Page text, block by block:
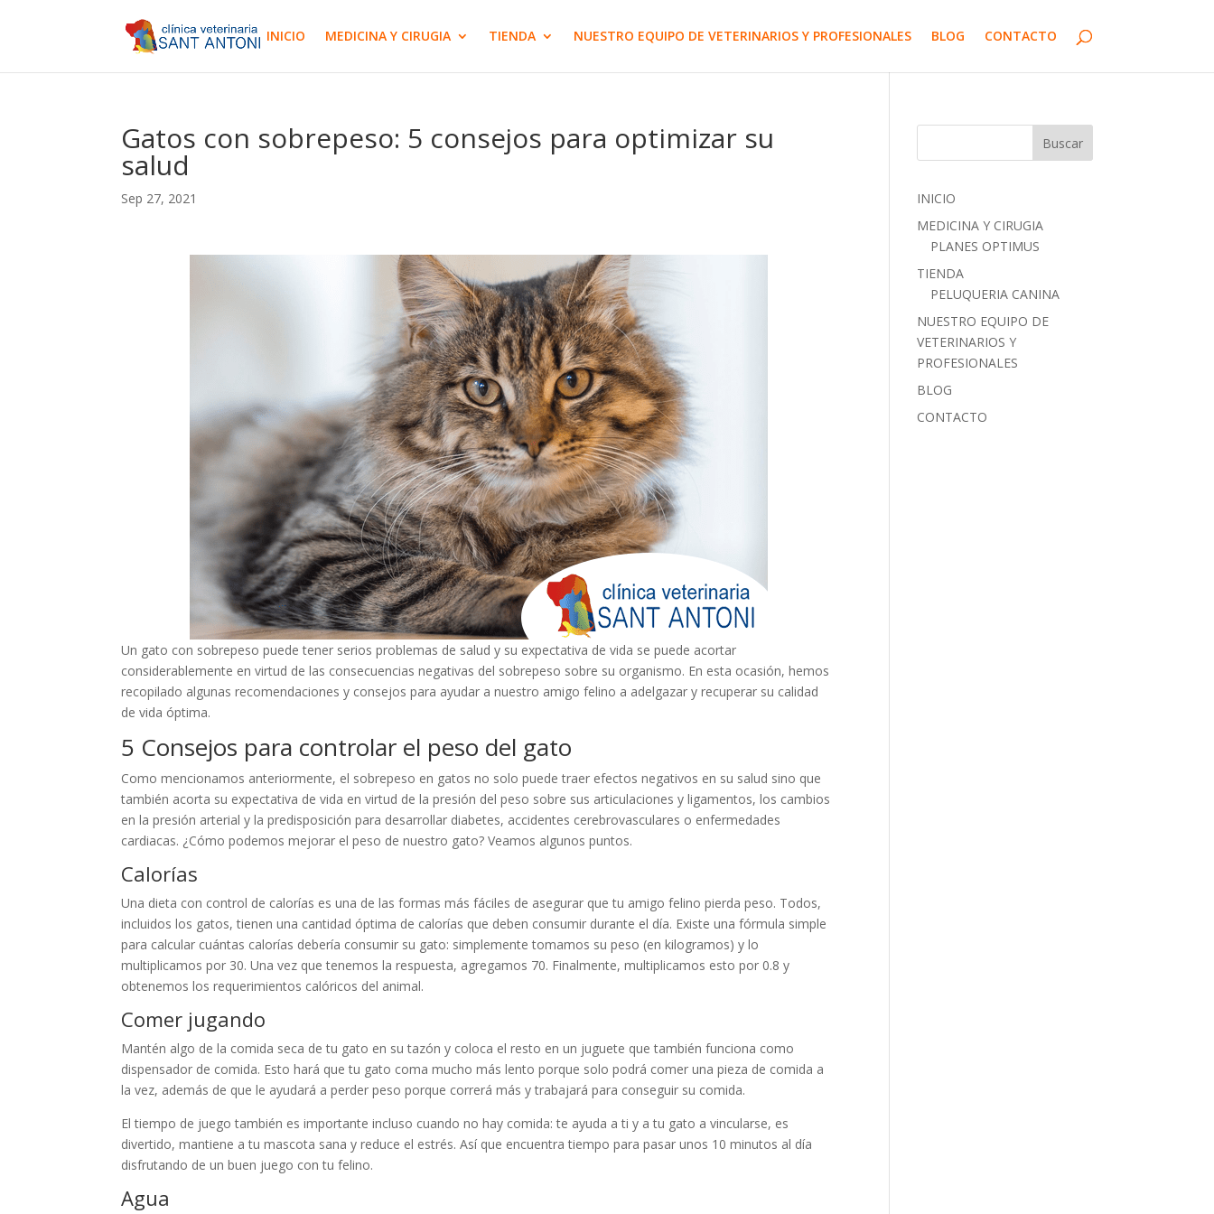
INICIO MEDICINA Y CIRUGIA TIENDA NUESTRO EQUIPO DE VETERINARIOS Y PROFESIONALES BLOG CONTACTO
Gatos con sobrepeso: 5 consejos para optimizar su
salud
Sep 27, 2021
Un gato con sobrepeso puede tener serios problemas de salud y su expectativa de vida se puede acortar
considerablemente en virtud de las consecuencias negativas del sobrepeso sobre su organismo. En esta ocasión, hemos
recopilado algunas recomendaciones y consejos para ayudar a nuestro amigo felino a adelgazar y recuperar su calidad
de vida óptima.
5 Consejos para controlar el peso del gato
Como mencionamos anteriormente, el sobrepeso en gatos no solo puede traer efectos negativos en su salud sino que
también acorta su expectativa de vida en virtud de la presión del peso sobre sus articulaciones y ligamentos, los cambios
en la presión arterial y la predisposición para desarrollar diabetes, accidentes cerebrovasculares o enfermedades
cardiacas. ¿Cómo podemos mejorar el peso de nuestro gato? Veamos algunos puntos.
Calorías
Una dieta con control de calorías es una de las formas más fáciles de asegurar que tu amigo felino pierda peso. Todos,
incluidos los gatos, tienen una cantidad óptima de calorías que deben consumir durante el día. Existe una fórmula simple
para calcular cuántas calorías debería consumir su gato: simplemente tomamos su peso (en kilogramos) y lo
multiplicamos por 30. Una vez que tenemos la respuesta, agregamos 70. Finalmente, multiplicamos esto por 0.8 y
obtenemos los requerimientos calóricos del animal.
Comer jugando
Mantén algo de la comida seca de tu gato en su tazón y coloca el resto en un juguete que también funciona como
dispensador de comida. Esto hará que tu gato coma mucho más lento porque solo podrá comer una pieza de comida a
la vez, además de que le ayudará a perder peso porque correrá más y trabajará para conseguir su comida.
El tiempo de juego también es importante incluso cuando no hay comida: te ayuda a ti y a tu gato a vincularse, es
divertido, mantiene a tu mascota sana y reduce el estrés. Así que encuentra tiempo para pasar unos 10 minutos al día
disfrutando de un buen juego con tu felino.
Agua
INICIO
MEDICINA Y CIRUGIA
PLANES OPTIMUS
TIENDA
PELUQUERIA CANINA
NUESTRO EQUIPO DE
VETERINARIOS Y
PROFESIONALES
BLOG
CONTACTO